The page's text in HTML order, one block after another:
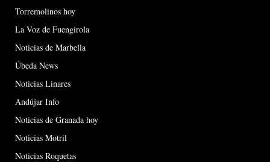
Torremolinos hoy
La Voz de Fuengirola
Noticias de Marbella
Úbeda News
Noticias Linares
Andújar Info
Noticias de Granada hoy
Noticias Motril
Noticias Roquetas